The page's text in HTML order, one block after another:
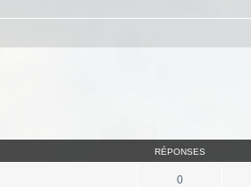
RÉPONSES
0